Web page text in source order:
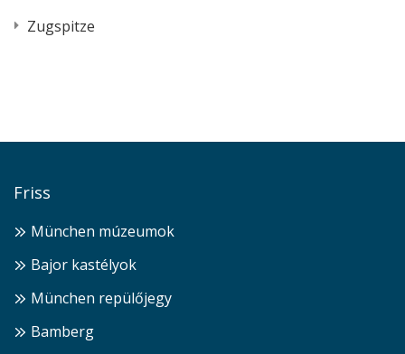
Zugspitze
Friss
München múzeumok
Bajor kastélyok
München repülőjegy
Bamberg